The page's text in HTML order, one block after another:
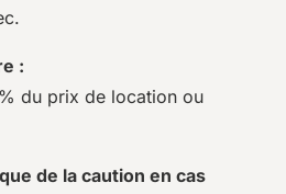
:
du prix de location ou
de la caution en cas